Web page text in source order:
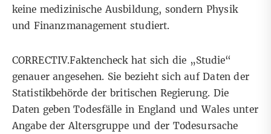
keine medizinische Ausbildung, sondern Physik
und Finanzmanagement studiert.
CORRECTIV.Faktencheck hat sich die „Studie“
genauer angesehen. Sie bezieht sich auf Daten der
Statistikbehörde der britischen Regierung. Die
Daten geben Todesfälle in England und Wales unter
Angabe der Altersgruppe und der Todesursache